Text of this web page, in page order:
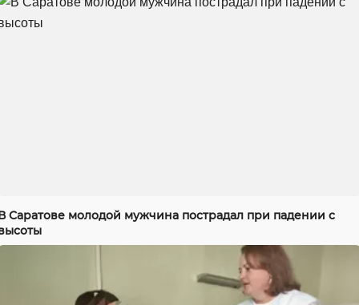
Саратове молодой мужчина пострадал при падении с